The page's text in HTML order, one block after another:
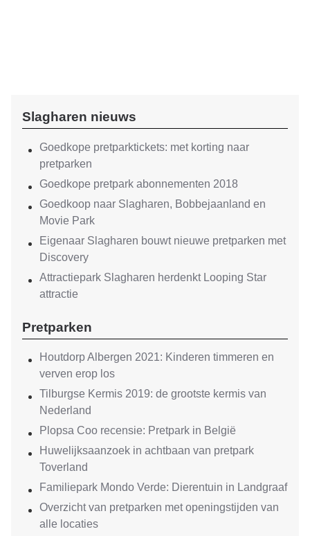
Slagharen nieuws
Goedkope pretparktickets: met korting naar
pretparken
Goedkope pretpark abonnementen 2018
Goedkoop naar Slagharen, Bobbejaanland en
Movie Park
Eigenaar Slagharen bouwt nieuwe pretparken met
Discovery
Attractiepark Slagharen herdenkt Looping Star
attractie
Pretparken
Houtdorp Albergen 2021: Kinderen timmeren en
verven erop los
Tilburgse Kermis 2019: de grootste kermis van
Nederland
Plopsa Coo recensie: Pretpark in België
Huwelijksaanzoek in achtbaan van pretpark
Toverland
Familiepark Mondo Verde: Dierentuin in Landgraaf
Overzicht van pretparken met openingstijden van
alle locaties